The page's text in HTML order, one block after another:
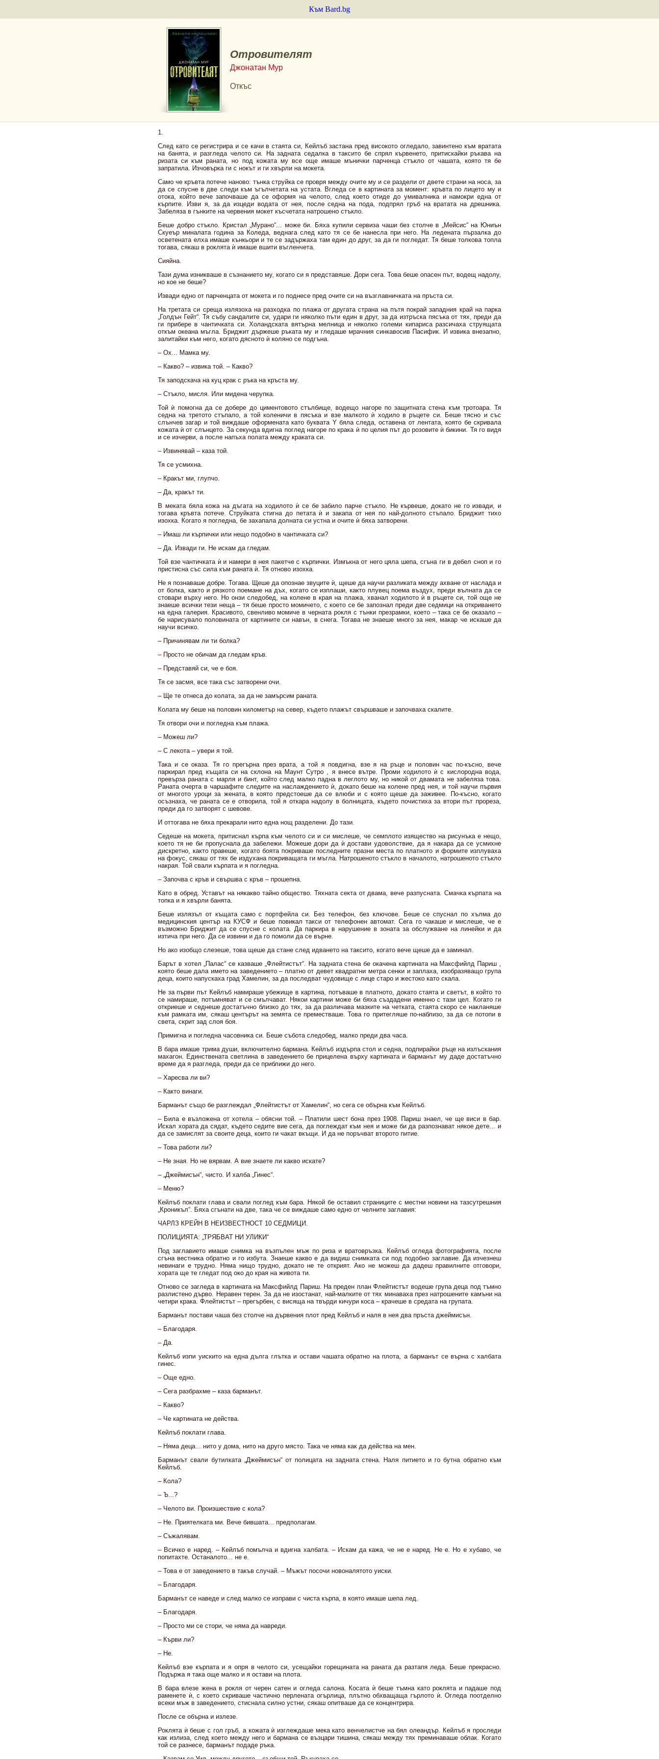
Към Bard.bg
Отровителят
Джонатан Мур
Откъс
1.
След като се регистрира и се качи в стаята си, Кейлъб застана пред високото огледало, завинтено към вратата
на банята, и разгледа челото си. На задната седалка в таксито бе спрял кървенето, притискайки ръкава на
ризата си към раната, но под кожата му все още имаше мънички парченца стъкло от чашата, която тя бе
запратила. Изчовърка ги с нокът и ги хвърли на мокета.
Само че кръвта потече наново: тънка струйка се провря между очите му и се раздели от двете страни на носа, за
да се спусне в две следи към ъгълчетата на устата. Вгледа се в картината за момент: кръвта по лицето му и
отока, който вече започваше да се о­формя на челото, след което отиде до умивалника и намокри една от
кърпите. Изви я, за да изцеди водата от нея, после седна на пода, подпрял гръб на вратата на дрешника.
Забеляза в гънките на червения мокет късчетата натрошено стъкло.
Беше добро стъкло. Кристал „Мурано“... може би. Бяха купили сервиза чаши без столче в „Мейсис“ на Юниън
Скуеър миналата година за Коледа, веднага след като тя се бе нанесла при него. На ледената пързалка до
осветената елха имаше кънкьори и те се задържаха там един до друг, за да ги погледат. Тя беше толкова топла
тогава, сякаш в роклята ѝ имаше вшити въгленчета.
Сияйна.
Тази дума изникваше в съзнанието му, когато си я представяше. Дори сега. Това беше опасен път, водещ надолу,
но кое не беше?
Извади едно от парченцата от мокета и го поднесе пред очите си на възглавничката на пръста си.
На третата си среща излязоха на разходка по плажа от другата страна на пътя покрай западния край на парка
„Голдън Гейт“. Тя събу сандалите си, удари ги няколко пъти един в друг, за да изтръска пясъка от тях, преди да
ги прибере в чантичката си. Холандската вятърна мелница и няколко големи кипариса разсичаха струящата
откъм океана мъгла. Бриджит държеше ръката му и гледаше мрачния синкавосив Пасифик. И извика внезапно,
залитайки към него, когато дясното ѝ коляно се подгъна.
– Ох... Мамка му.
– Какво? – извика той. – Какво?
Тя заподскача на куц крак с ръка на кръста му.
– Стъкло, мисля. Или мидена черупка.
Той ѝ помогна да се добере до циментовото стълбище, водещо нагоре по защитната стена към тротоара. Тя
седна на третото стъпало, а той коленичи в пясъка и взе малкото ѝ ходило в ръцете си. Беше тясно и със
слънчев загар и той виждаше оформената като буквата Y бяла следа, оставена от лентата, която бе скривала
кожата ѝ от слънцето. За секунда вдигна поглед нагоре по крака ѝ по целия път до розовите ѝ бикини. Тя го видя
и се изчерви, а после напъха полата между краката си.
– Извинявай – каза той.
Тя се усмихна.
– Кракът ми, глупчо.
– Да, кракът ти.
В меката бяла кожа на дъгата на ходилото ѝ се бе забило парче стъкло. Не кървеше, докато не го извади, и
тогава кръвта потече. Струйката стигна до петата ѝ и закапа от нея по най-долното стъпало. Бриджит тихо
изохка. Когато я погледна, бе захапала долната си устна и очите ѝ бяха затворени.
– Имаш ли кърпички или нещо подобно в чантичката си?
– Да. Извади ги. Не искам да гледам.
Той взе чантичката ѝ и намери в нея пакетче с кърпички. Измъкна от него цяла шепа, сгъна ги в дебел сноп и го
пристисна със сила към раната ѝ. Тя отново изохка.
Не я познаваше добре. Тогава. Щеше да опознае звуците ѝ, щеше да научи разликата между ахване от наслада и
от болка, както и рязкото поемане на дъх, когато се изплаши, както плувец поема въздух, преди вълната да се
стовари върху него. Но онзи следобед, на колене в края на плажа, хванал ходилото ѝ в ръцете си, той още не
знаеше всички тези неща – тя беше просто момичето, с което се бе запознал преди две седмици на откриването
на една галерия. Красивото, свенливо момиче в черната рокля с тънки презрамки, което – така се бе оказало –
бе нарисувало половината от картините си навън, в снега. Тогава не знаеше много за нея, макар че искаше да
научи всичко.
– Причинявам ли ти болка?
– Просто не обичам да гледам кръв.
– Представяй си, че е боя.
Тя се засмя, все така със затворени очи.
– Ще те отнеса до колата, за да не замърсим раната.
Колата му беше на половин километър на север, където плажът свършваше и започваха скалите.
Тя отвори очи и погледна към плажа.
– Можеш ли?
– С лекота – увери я той.
Така и се оказа. Тя го прегърна през врата, а той я повдигна, взе я на ръце и половин час по-късно, вече
паркирал пред къщата си на склона на Маунт Сутро , я внесе вътре. Проми ходилото ѝ с кислородна вода,
превърза раната с марля и бинт, който след малко падна в леглото му, но никой от двамата не забеляза това.
Раната очерта в чаршафите следите на наслаждението ѝ, докато беше на колене пред нея, и той научи първия
от многото уроци за жената, в която предстоеше да се влюби и с която щеше да заживее. По-късно, когато
осъзнаха, че раната се е отворила, той я откара надолу в болницата, където почистиха за втори път прореза,
преди да го затворят с шевове.
И оттогава не бяха прекарали нито една нощ разделени. До тази.
Седеше на мокета, притиснал кърпа към челото си и си мислеше, че семплото изящество на рисунъка е нещо,
което тя не би пропуснала да забележи. Можеше дори да ѝ достави удоволствие, да я накара да се усмихне
дискретно, както правеше, когато боята покриваше последните празни места по платното и формите изплуваха
на фокус, сякаш от тях бе издухана покриващата ги мъгла. Натрошеното стъкло в началото, натрошеното стъкло
накрая. Той свали кърпата и я погледна.
– Започва с кръв и свършва с кръв – прошепна.
Като в обред. Уставът на някакво тайно общество. Тяхната секта от двама, вече разпусната. Смачка кърпата на
топка и я хвърли банята.
Беше излязъл от къщата само с портфейла си. Без телефон, без ключове. Беше се спуснал по хълма до
медицинския център на КУСФ и беше повикал такси от телефонен автомат. Сега го чакаше и мислеше, че е
възможно Бриджит да се спусне с колата. Да паркира в нарушение в зоната за обслужване на линейки и да
изтича при него. Да се извини и да го помоли да се върне.
Но ако изобщо слезеше, това щеше да стане след идването на таксито, когато вече щеше да е заминал.
Барът в хотел „Палас“ се казваше „Флейтистът“. На задната стена бе окачена картината на Макс­фийлд Париш ,
която беше дала името на заведението – платно от девет квадратни метра сенки и заплаха, изобразяващо група
деца, които напускаха град Хамелин, за да последват чудовище с лице старо и жестоко като скала.
Не за първи път Кейлъб намираше убежище в картина, потъваше в платното, докато стаята и светът, в който то
се намираше, потъмняват и се смълчават. Някои картини може би бяха създадени именно с тази цел. Когато ги
откриеше и седнеше достатъчно близко до тях, за да различава мазките на четката, стаята скоро се накланяше
към рамката им, сякаш центърът на земята се преместваше. Това го притегляше по-наблизо, за да се потопи в
света, скрит зад слоя боя.
Примигна и погледна часовника си. Беше събота следобед, малко преди два часа.
В бара имаше трима души, включително бармана. Кейлъб издърпа стол и седна, подпирайки ръце на излъскания
махагон. Единствената светлина в заведението бе прицелена върху картината и барманът му даде достатъчно
време да я разгледа, преди да се приближи до него.
– Харесва ли ви?
– Както винаги.
Барманът също бе разглеждал „Флейтистът от Хамелин“, но сега се обърна към Кейлъб.
– Била е възложена от хотела – обясни той. – Платили шест бона през 1908. Париш знаел, че ще виси в бар.
Искал хората да сядат, където седите вие сега, да поглеждат към нея и може би да разпознават някое дете... и
да се замислят за своите деца, които ги чакат вкъщи. И да не поръчват второто питие.
– Това работи ли?
– Не зная. Но не вярвам. А вие знаете ли какво искате?
– „Джеймисън“, чисто. И халба „Гинес“.
– Меню?
Кейлъб поклати глава и свали поглед към бара. Някой бе оставил страниците с местни новини на тазсутрешния
„Кроникъл“. Бяха сгънати на две, така че се виждаше само едно от челните заглавия:
ЧАРЛЗ КРЕЙН В НЕИЗВЕСТНОСТ 10 СЕДМИЦИ.
ПОЛИЦИЯТА: „ТРЯБВАТ НИ УЛИКИ“
Под заглавието имаше снимка на възпълен мъж по риза и вратовръзка. Кейлъб огледа фотографията, после
сгъна вестника обратно и го избута. Знаеше какво е да видиш снимката си под подобно заглавие. Да изчезнеш
невинаги е трудно. Няма нищо трудно, докато не те открият. Ако не можеш да дадеш правилните отговори,
хората ще те гледат под око до края на живота ти.
Отново се загледа в картината на Максфийлд Париш. На преден план Флейтистът водеше група деца под тъмно
разлистено дърво. Неравен терен. За да не изостанат, най-малките от тях минаваха през натрошените камъни на
четири крака. Флейтистът – прегърбен, с висяща на твърди кичури коса – крачеше в средата на групата.
Барманът постави чаша без столче на дървения плот пред Кейлъб и наля в нея два пръста джеймисън.
– Благодаря.
– Да.
Кейлъб изпи уискито на една дълга глътка и остави чашата обратно на плота, а барманът се върна с халбата
гинес.
– Още едно.
– Сега разбрахме – каза барманът.
– Какво?
– Че картината не действа.
Кейлъб поклати глава.
– Няма деца... нито у дома, нито на друго място. Така че няма как да действа на мен.
Барманът свали бутилката „Джеймисън“ от полицата на задната стена. Наля питието и го бутна обрат­но към
Кейлъб.
– Кола?
– Ъ...?
– Челото ви. Произшествие с кола?
– Не. Приятелката ми. Вече бившата... предполагам.
– Съжалявам.
– Всичко е наред. – Кейлъб помълча и вдигна халбата. – Искам да кажа, че не е наред. Не е. Но е хубаво, че
попитахте. Останалото... не е.
– Това е от заведението в такъв случай. – Мъжът посочи новоналятото уиски.
– Благодаря.
Барманът се наведе и след малко се изправи с чиста кърпа, в която имаше шепа лед.
– Благодаря.
– Просто ми се стори, че няма да навреди.
– Кърви ли?
– Не.
Кейлъб взе кърпата и я опря в челото си, усещайки горещината на раната да разтапя леда. Беше прекрасно.
Подържа я така още малко и я остави на плота.
В бара влезе жена в рокля от черен сатен и огледа салона. Косата ѝ беше тъмна като роклята и падаше под
раменете ѝ, с което скриваше частично перлената огърлица, плътно обхващаща гърлото ѝ. Огледа поотделно
всеки мъж в заведението, стиснала силно устни, сякаш опитваше да се концентрира.
После се обърна и излезе.
Роклята ѝ беше с гол гръб, а кожата ѝ изглеждаше мека като венчелистче на бял олеандър. Кейлъб я проследи
как излиза, след което между него и бармана се възцари тишина, сякаш между тях преминаваше облак. Когато
той се разнесе, барманът подаде ръка.